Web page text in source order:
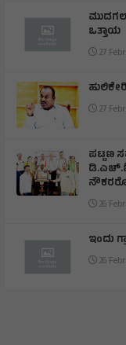
ಒತ್ತಾಯ
27
27
ಪಟ್ಟಣ
26
ಇಂದು
26